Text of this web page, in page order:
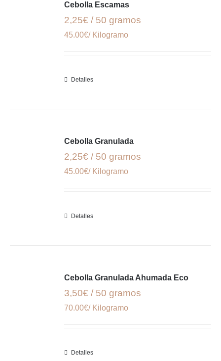
Cebolla Escamas
2,25€ / 50 gramos
45.00€/ Kilogramo
Detalles
Cebolla Granulada
2,25€ / 50 gramos
45.00€/ Kilogramo
Detalles
Cebolla Granulada Ahumada Eco
3,50€ / 50 gramos
70.00€/ Kilogramo
Detalles